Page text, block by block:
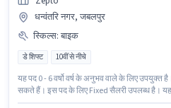
धन्वंतरि नगर, जबलपुर
स्किल्स: बाइक
डे शिफ्ट 10वीं से नीचे
यह पद 0 - 6 वर्षो वर्ष के अनुभव वाले के लिए उपयुक्त
सकते हैं। इस पद के लिए Fixed सैलरी उपलब्ध है। यह